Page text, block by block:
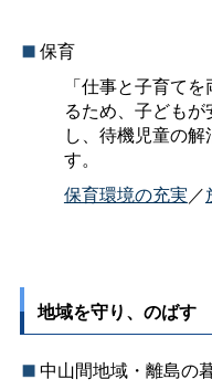
保育
「仕事と子育て
るため、子ども
し、待機児童の
す。
保育環境の充実／
地域を守り、のばす
中山間地域・離島の